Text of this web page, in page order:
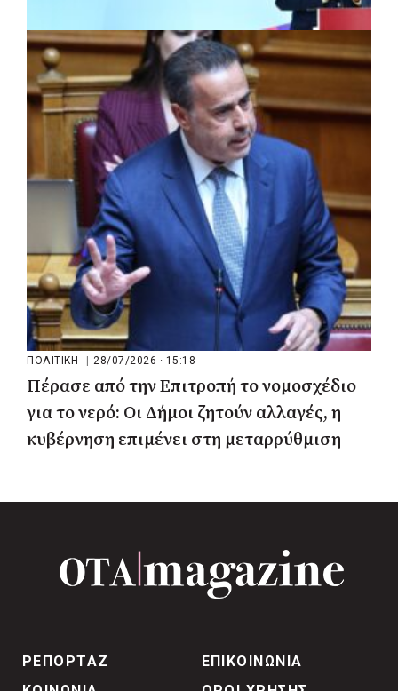
ΠΟΛΙΤΙΚΗ | 28/07/2026 · 15:46
Τσίπρας: Νέα αρχιτεκτονική για την
Αυτοδιοίκηση με το σχέδιο
«Αριστοτέλης»
ΠΟΛΙΤΙΚΗ 28/07/2026 · 15:18
Πέρασε από την Επιτροπή το νομοσχέδιο
για το νερό: Οι Δήμοι ζητούν αλλαγές, η
κυβέρνηση επιμένει στη μεταρρύθμιση
ΡΕΠΟΡΤΑΖ
ΕΠΙΚΟΙΝΩΝΙΑ